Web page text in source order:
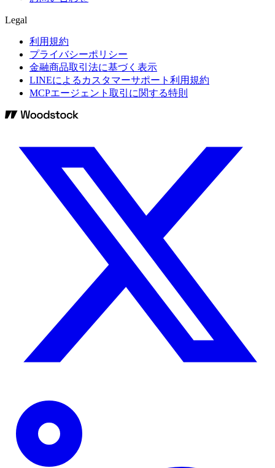
Legal
利用規約
プライバシーポリシー
金融商品取引法に基づく表示
LINEによるカスタマーサポート利用規約
MCPエージェント取引に関する特則